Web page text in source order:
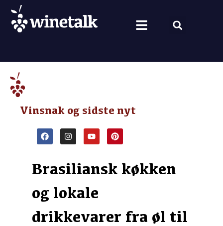
Vinsnak og sidste nyt
Brasiliansk køkken
og lokale
drikkevarer fra øl til